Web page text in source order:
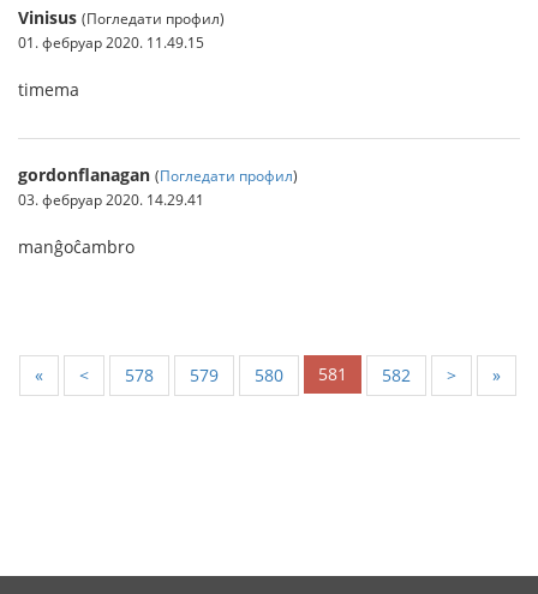
Vinisus (Погледати профил)
01. фебруар 2020. 11.49.15
timema
gordonflanagan (Погледати профил)
03. фебруар 2020. 14.29.41
manĝoĉambro
« < 578 579 580 581 582 > »